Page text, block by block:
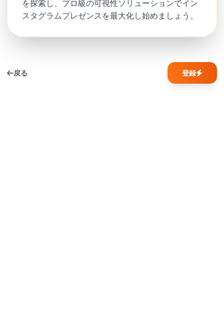
を探索し、プロ級の可視性ソリューションでイン
スタグラムプレゼンスを最大化し始めましょう。
戻る 登録